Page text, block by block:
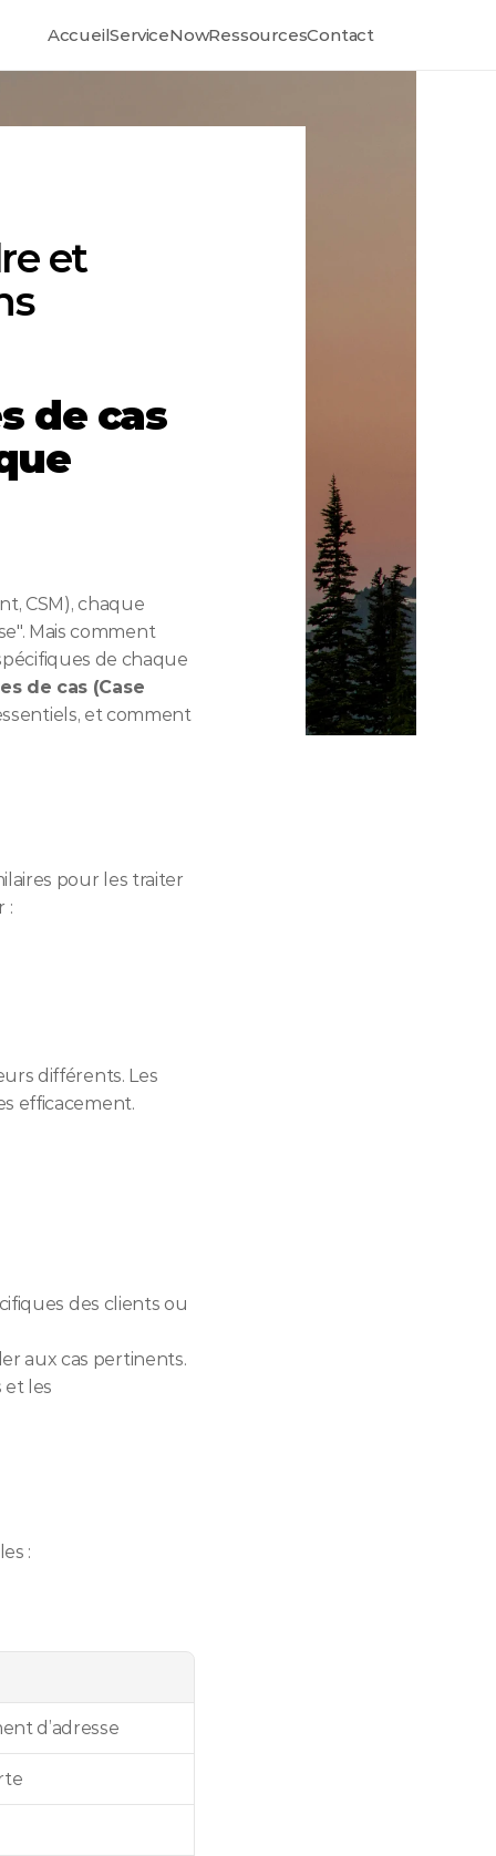
AccueilServiceNowRessourcesContact
et
de cas
CSM), chaque
Mais comment
de chaque
de cas (Case
et comment
pour les traiter
:
différents. Les
efficacement.
des clients ou
aux cas pertinents.
et les
:
d’adresse